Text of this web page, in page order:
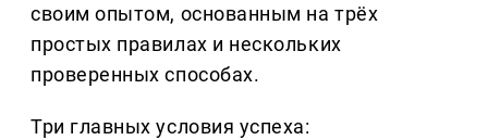
своим опытом, основанным на трёх
простых правилах и нескольких
проверенных способах.
Три главных условия успеха: